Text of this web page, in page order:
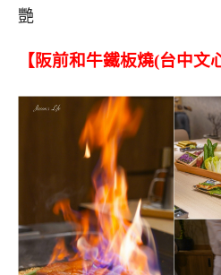
艷
【阪前和牛鐵板燒(台中文